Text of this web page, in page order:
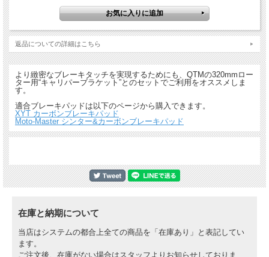
返品についての詳細はこちら
より緻密なブレーキタッチを実現するためにも、QTMの320mmロー
ター用“キャリパーブラケット”とのセットでご利用をオススメしま
す。
適合ブレーキパッドは以下のページから購入できます。
XYT カーボンブレーキパッド
Moto-Master シンター&カーボンブレーキパッド
在庫と納期について
当店はシステムの都合上全ての商品を「在庫あり」と表記してい
ます。
ご注文後、在庫がない場合はスタッフよりお知らせしておりま